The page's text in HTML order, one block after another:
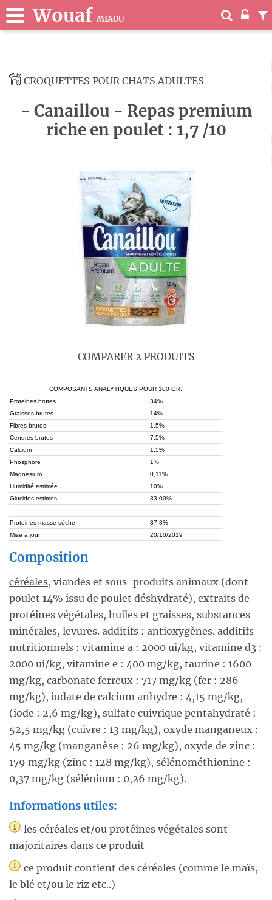
Wouaf MIAOU
CROQUETTES POUR CHATS ADULTES
- Canaillou - Repas premium
riche en poulet : 1,7 /10
COMPARER 2 PRODUITS
COMPOSANTS ANALYTIQUES POUR 100 GR.
Proteines brutes
34%
Graisses brutes
14%
Fibres brutes
1,5%
Cendres brutes
7,5%
Calcium
1,5%
Phosphore
1%
Magnesium
0,11%
Humidité estimée
10%
Glucides estimés
33,00%
Proteines masse sèche
37,8%
Mise à jour
20/10/2019
Composition
céréales, viandes et sous-produits animaux (dont
poulet 14% issu de poulet déshydraté), extraits de
protéines végétales, huiles et graisses, substances
minérales, levures. additifs : antioxygènes. additifs
nutritionnels : vitamine a : 2000 ui/kg, vitamine d3 :
2000 ui/kg, vitamine e : 400 mg/kg, taurine : 1600
mg/kg, carbonate ferreux : 717 mg/kg (fer : 286
mg/kg), iodate de calcium anhydre : 4,15 mg/kg,
(iode : 2,6 mg/kg), sulfate cuivrique pentahydraté :
52,5 mg/kg (cuivre : 13 mg/kg), oxyde manganeux :
45 mg/kg (manganèse : 26 mg/kg), oxyde de zinc :
179 mg/kg (zinc : 128 mg/kg), sélénométhionine :
0,37 mg/kg (sélénium : 0,26 mg/kg).
Informations utiles:
les céréales et/ou protéines végétales sont
majoritaires dans ce produit
ce produit contient des céréales (comme le maïs,
le blé et/ou le riz etc..)